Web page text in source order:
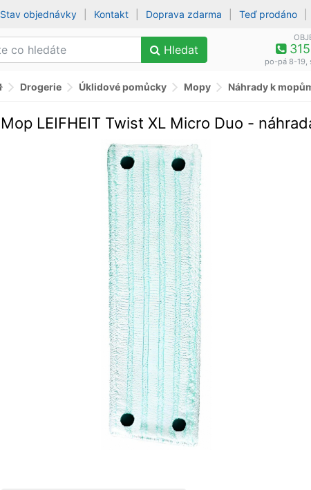
Stav objednávky Kontakt Doprava zdarma Teď prodáno
Hledat
po-pá 8-19,
Drogerie Úklidové pomůcky Mopy Náhrady k
Mop LEIFHEIT Twist XL Micro Duo -